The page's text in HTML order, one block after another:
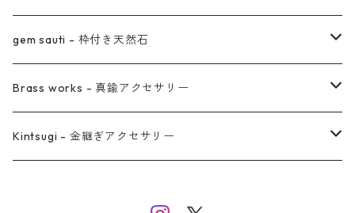
真鍮イヤーカフ
ピアス
イヤーカフ
バングル
リング
ネックレス
イヤーカフ
ピアス
リング
ネックレス
gem sauti - 枠付き天然石
ピアス
ネックレス
Brass works - 真鍮アクセサリー
リング
Kintsugi - 金継ぎアクセサリー